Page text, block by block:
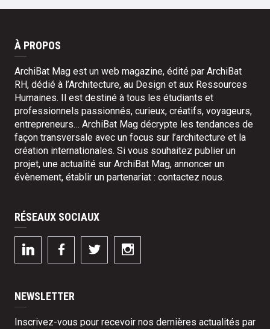
À PROPOS
ArchiBat Mag est un web magazine, édité par ArchiBat
RH, dédié à l’Architecture, au Design et aux Ressources
Humaines. Il est destiné à tous les étudiants et
professionnels passionnés, curieux, créatifs, voyageurs,
entrepreneurs… ArchiBat Mag décrypte les tendances de
façon transversale avec un focus sur l’architecture et la
création internationales. Si vous souhaitez publier un
projet, une actualité sur ArchiBat Mag, annoncer un
évènement, établir un partenariat : contactez nous.
RÉSEAUX SOCIAUX
NEWSLETTER
Inscrivez-vous pour recevoir nos dernières actualités par